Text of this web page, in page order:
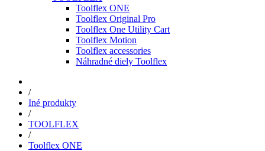
Toolflex ONE
Toolflex Original Pro
Toolflex One Utility Cart
Toolflex Motion
Toolflex accessories
Náhradné diely Toolflex
/
Iné produkty
/
TOOLFLEX
/
Toolflex ONE